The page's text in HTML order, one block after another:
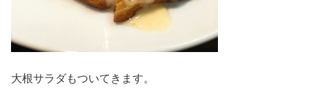
大根サラダもついてきます。